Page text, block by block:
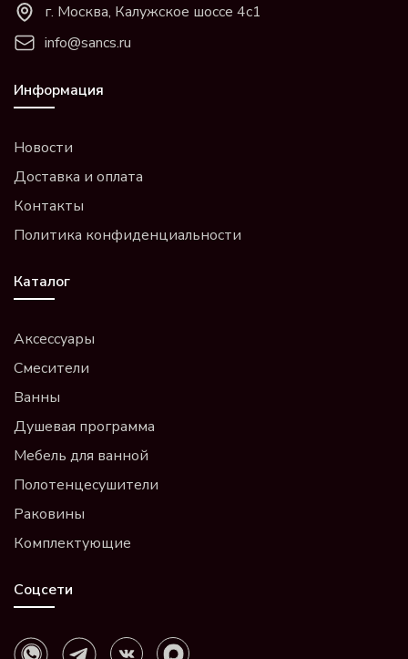
г. Москва, Калужское шоссе 4с1
info@sancs.ru
Информация
Новости
Доставка и оплата
Контакты
Политика конфиденциальности
Каталог
Аксессуары
Смесители
Ванны
Душевая программа
Мебель для ванной
Полотенцесушители
Раковины
Комплектующие
Соцсети